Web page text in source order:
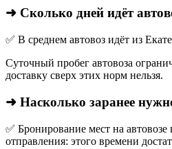
➜ Сколько дней идёт
✅ В среднем автовоз идёт из
Суточный пробег автовоза
доставку сверх этих норм нельзя.
➜ Насколько заранее
✅ Бронирование мест на
отправления: этого времени